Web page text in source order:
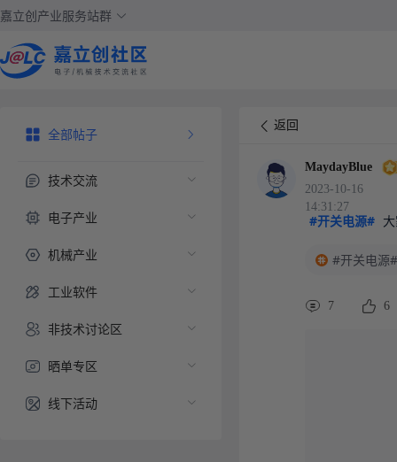
嘉立创产业服务站群
全部帖子
技术交流
电子产业
机械产业
工业软件
非技术讨论区
晒单专区
线下活动
返回
MaydayBlue
2023-10-16
14:31:27
#开关电源#
#开关电源#
7 6